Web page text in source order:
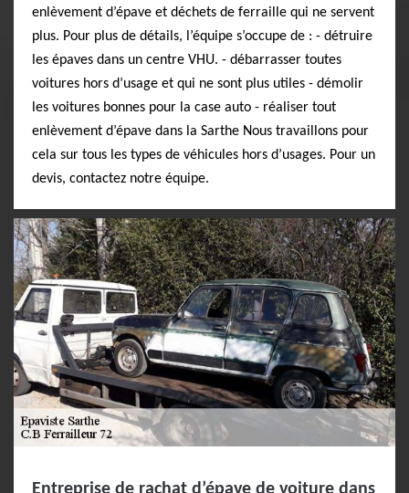
enlèvement d’épave et déchets de ferraille qui ne servent
plus. Pour plus de détails, l’équipe s’occupe de : - détruire
les épaves dans un centre VHU. - débarrasser toutes
voitures hors d’usage et qui ne sont plus utiles - démolir
les voitures bonnes pour la case auto - réaliser tout
enlèvement d’épave dans la Sarthe Nous travaillons pour
cela sur tous les types de véhicules hors d’usages. Pour un
devis, contactez notre équipe.
Entreprise de rachat d’épave de voiture dans